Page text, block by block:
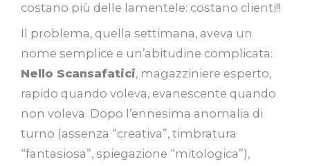
costano più delle lamentele: costano clienti!!
Il problema, quella settimana, aveva un
nome semplice e un’abitudine complicata:
Nello Scansafatici, magazziniere esperto,
rapido quando voleva, evanescente quando
non voleva. Dopo l’ennesima anomalia di
turno (assenza “creativa”, timbratura
“fantasiosa”, spiegazione “mitologica”),